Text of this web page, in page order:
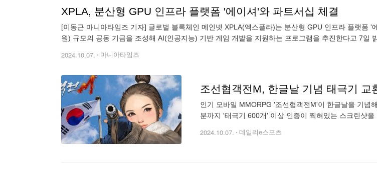
XPLA, 분산형 GPU 인프라 플랫폼 '에이셔'와 파트서십 체결
[이동근 마니아타임즈 기자] 글로벌 블록체인 메인넷 XPLA(엑스플라)는 분산형 GPU 인프라 플랫폼 '에이셔'(Aethir)와 전략적 파트너십을 체결하고 총 1000만 달러(한화 약 134억
원) 규모의 공동 기금을 조성해 AI(인공지능) 기반 게임 개발을 지원하는 프로그램을 추진한다고 7일
2024.10.07. 마니아타임즈
조선협객전M, 한글날 기념 태극기 교
인기 모바일 MMORPG '조선협객전M'이 한글날을 기념
분까지 '태극기 600개' 이상 인증이 찍혀있는 스크린샷
2024.10.07. 데일리e스포츠